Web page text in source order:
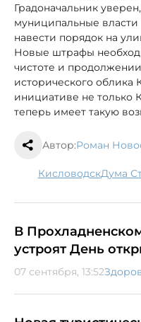
Градоначальник
муниципальные власти
навести порядок на
Новые штрафы
чистоте и
исторического облика
инициативе не только
теперь имеет такую
Автор:Роман
Кисловодск Дума
В
устроят День
07 сентября, 13:52